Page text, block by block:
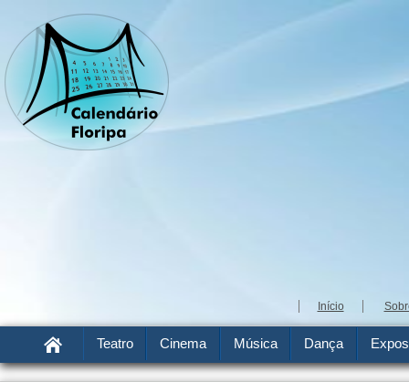
Início
Teatro Cinema Música Dança